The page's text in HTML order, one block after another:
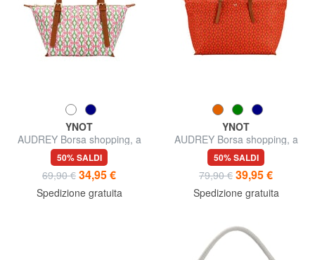
YNOT
AUDREY Borsa shopping, a
spalla
50% SALDI
69,90 € 34,95 €
Spedizione gratuita
YNOT
AUDREY Borsa shopping, a
spalla
50% SALDI
79,90 € 39,95 €
Spedizione gratuita